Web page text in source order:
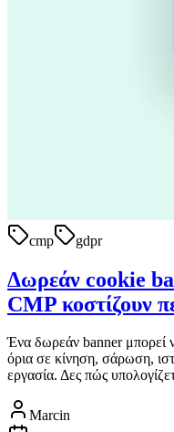
cmp gdpr
Δωρεάν cookie
CMP κοστίζουν
Ένα δωρεάν banner μπορεί
όρια σε κίνηση, σάρωση,
εργασία. Δες πώς
Marcin